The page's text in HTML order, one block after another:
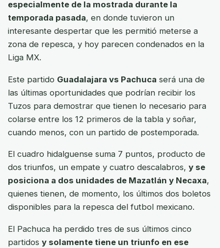
especialmente de la mostrada durante la
temporada pasada, en donde tuvieron un
interesante despertar que les permitió meterse a
zona de repesca, y hoy parecen condenados en la
Liga MX.
Este partido Guadalajara vs Pachuca será una de
las últimas oportunidades que podrían recibir los
Tuzos para demostrar que tienen lo necesario para
colarse entre los 12 primeros de la tabla y soñar,
cuando menos, con un partido de postemporada.
El cuadro hidalguense suma 7 puntos, producto de
dos triunfos, un empate y cuatro descalabros, y se
posiciona a dos unidades de Mazatlán y Necaxa,
quienes tienen, de momento, los últimos dos boletos
disponibles para la repesca del futbol mexicano.
El Pachuca ha perdido tres de sus últimos cinco
partidos y solamente tiene un triunfo en ese